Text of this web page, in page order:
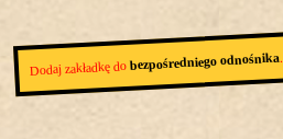
Dodaj zakładkę dobezpośredniego odnośnika.